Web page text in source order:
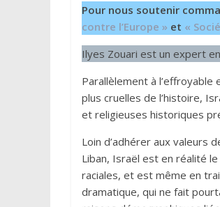
Pour nous soutenir
contre l’Europe » et «
Ilyes Zouari est un expert
Parallèlement à l’effroyable
plus cruelles de l’histoire,
et religieuses historiques
Loin d’adhérer aux valeurs
Liban, Israël est en réalité
raciales, et est même en
dramatique, qui ne fait